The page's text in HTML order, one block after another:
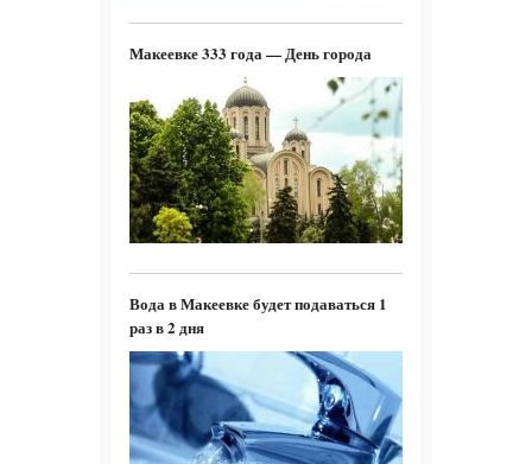
Макеевке 333 года — День города
Вода в Макеевке будет подаваться 1
раз в 2 дня